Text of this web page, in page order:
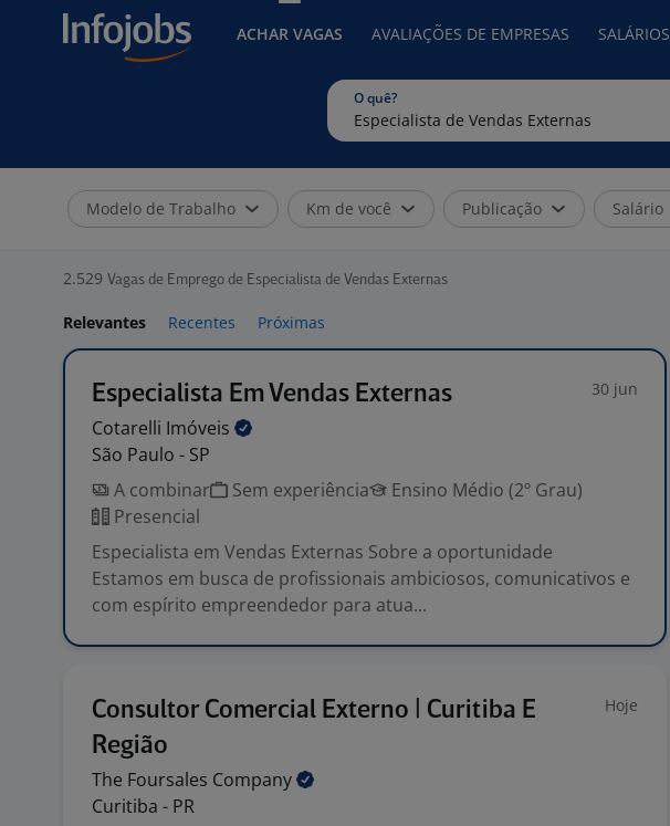
ACHAR VAGAS AVALIAÇÕES DE EMPRESAS SALÁRIOS
O quê?
Modelo de Trabalho Km de você Publicação Salário
2.529 Vagas de Emprego de Especialista de Vendas Externas
Relevantes Recentes Próximas
Especialista Em Vendas Externas 30 jun
Cotarelli Imóveis
São Paulo - SP
A combinar
Sem experiência
Ensino Médio (2º Grau)
Presencial
Especialista em Vendas Externas Sobre a oportunidade
Estamos em busca de profissionais ambiciosos, comunicativos e
com espírito empreendedor para atua...
Consultor Comercial Externo | Curitiba E
Região
Hoje
The Foursales Company
Curitiba - PR